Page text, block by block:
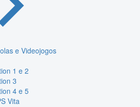
e Videojogos
1 e 2
3
4 e 5
Vita